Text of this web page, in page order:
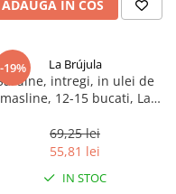
ADAUGA IN COS
-19% La Brújula
intregi, in ulei de
masline, 12-15 bucati, La
69,25 lei
55,81 lei
IN STOC